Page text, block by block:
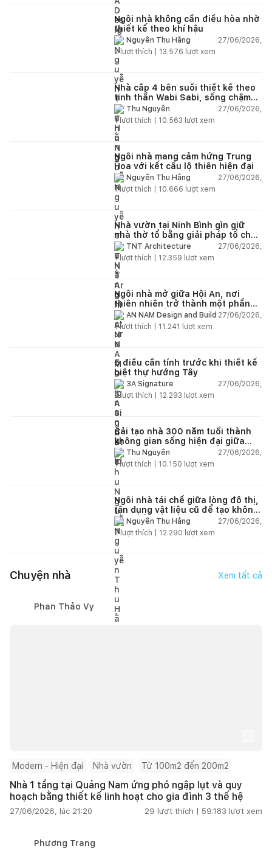
Ngôi nhà không cần điều hòa nhờ
thiết kế theo khí hậu
Nguyễn Thu Hằng
27/06/2026,
2lượt thích | 13.576 lượt xem
Nhà cấp 4 bên suối thiết kế theo
tinh thần Wabi Sabi, sống chậm
giữa thiên nhiên
Thu Nguyễn
27/06/2026,
1lượt thích | 10.563 lượt xem
Ngôi nhà mang cảm hứng Trung
Hoa với kết cấu lộ thiên hiện đại
Nguyễn Thu Hằng
27/06/2026,
1lượt thích | 10.666 lượt xem
Nhà vườn tại Ninh Bình gìn giữ
nhà thờ tổ bằng giải pháp tổ chức
lại không gian
TNT Architecture
27/06/2026,
1lượt thích | 12.359 lượt xem
Ngôi nhà mở giữa Hội An, nơi
thiên nhiên trở thành một phần
của cuộc sống
AN NAM Design and Build 27/06/2026,
1lượt thích | 11.241 lượt xem
5 điều cần tính trước khi thiết kế
biệt thự hướng Tây
3A Signature
27/06/2026,
2lượt thích | 12.293 lượt xem
Cải tạo nhà 300 năm tuổi thành
không gian sống hiện đại giữa
thiên nhiên
Thu Nguyễn
27/06/2026,
1lượt thích | 10.150 lượt xem
Ngôi nhà tái chế giữa lòng đô thị,
tận dụng vật liệu cũ để tạo không
gian sống linh hoạt
Nguyễn Thu Hằng
27/06/2026,
2lượt thích | 12.290 lượt xem
Chuyện nhà Xem tất cả
Phan Thảo Vy
Modern - Hiện đại Nhà vườn Từ 100m2 đến 200m2
Nhà 1 tầng tại Quảng Nam ứng phó ngập lụt và quy
hoạch bằng thiết kế linh hoạt cho gia đình 3 thế hệ
27/06/2026, lúc 21:20 29 lượt thích | 59.183 lượt xem
Phương Trang